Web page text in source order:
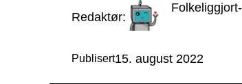
Redaktør:
Publisert15. august 2022